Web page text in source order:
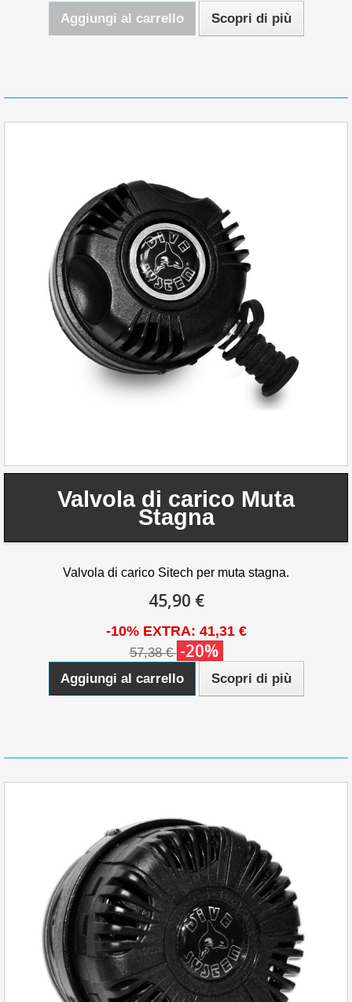
Aggiungi al carrello Scopri di più
Valvola di carico Muta
Stagna
Valvola di carico Sitech per muta stagna.
45,90 €
-10% EXTRA: 41,31 €
57,38 € -20%
Aggiungi al carrello Scopri di più